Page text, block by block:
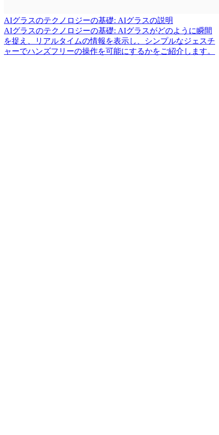
AIグラスのテクノロジーの基礎: AIグラスの説明
AIグラスのテクノロジーの基礎: AIグラスがどのように瞬間
を捉え、リアルタイムの情報を表示し、シンプルなジェスチ
ャーでハンズフリーの操作を可能にするかをご紹介します。